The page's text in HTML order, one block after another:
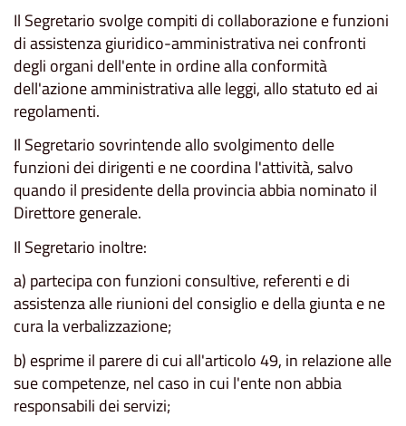
Il Segretario svolge compiti di collaborazione e funzioni
di assistenza giuridico-amministrativa nei confronti
degli organi dell'ente in ordine alla conformità
dell'azione amministrativa alle leggi, allo statuto ed ai
regolamenti.
Il Segretario sovrintende allo svolgimento delle
funzioni dei dirigenti e ne coordina l'attività, salvo
quando il presidente della provincia abbia nominato il
Direttore generale.
Il Segretario inoltre:
a) partecipa con funzioni consultive, referenti e di
assistenza alle riunioni del consiglio e della giunta e ne
cura la verbalizzazione;
b) esprime il parere di cui all'articolo 49, in relazione alle
sue competenze, nel caso in cui l'ente non abbia
responsabili dei servizi;